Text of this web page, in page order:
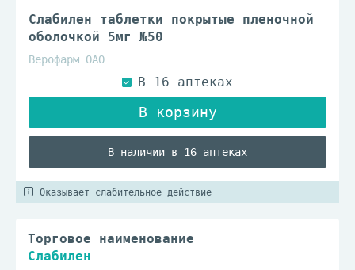
Слабилен таблетки покрытые пленочной
оболочкой 5мг №50
Верофарм ОАО
В наличии в 16 аптеках
Оказывает слабительное действие
Торговое наименование
Слабилен